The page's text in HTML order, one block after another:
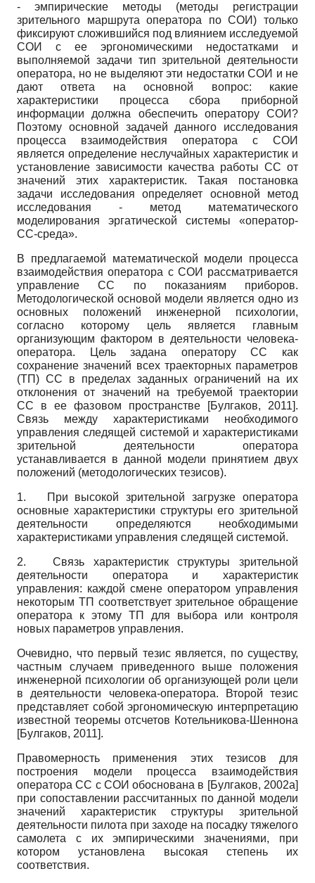
- эмпирические методы (методы регистрации
зрительного маршрута оператора по СОИ) только
фиксируют сложившийся под влиянием исследуемой
СОИ с ее эргономическими недостатками и
выполняемой задачи тип зрительной деятельности
оператора, но не выделяют эти недостатки СОИ и не
дают ответа на основной вопрос: какие
характеристики процесса сбора приборной
информации должна обеспечить оператору СОИ?
Поэтому основной задачей данного исследования
процесса взаимодействия оператора с СОИ
является определение неслучайных характеристик и
установление зависимости качества работы СС от
значений этих характеристик. Такая постановка
задачи исследования определяет основной метод
исследования - метод математического
моделирования эргатической системы «оператор-
СС-среда».
В предлагаемой математической модели процесса
взаимодействия оператора с СОИ рассматривается
управление СС по показаниям приборов.
Методологической основой модели является одно из
основных положений инженерной психологии,
согласно которому цель является главным
организующим фактором в деятельности человека-
оператора. Цель задана оператору СС как
сохранение значений всех траекторных параметров
(ТП) СС в пределах заданных ограничений на их
отклонения от значений на требуемой траектории
СС в ее фазовом пространстве
[Булгаков, 2011].
Связь между характеристиками необходимого
управления следящей системой и характеристиками
зрительной деятельности оператора
устанавливается в данной модели принятием двух
положений (методологических тезисов).
1.
При высокой зрительной загрузке оператора
основные характеристики структуры его зрительной
деятельности определяются необходимыми
характеристиками управления следящей системой.
2. Связь характеристик структуры зрительной
деятельности оператора и характеристик
управления: каждой смене оператором управления
некоторым ТП соответствует зрительное обращение
оператора к этому ТП для выбора или контроля
новых параметров управления.
Очевидно, что первый тезис является, по существу,
частным случаем приведенного выше положения
инженерной психологии об организующей роли цели
в деятельности человека-оператора. Второй тезис
представляет собой эргономическую интерпретацию
известной теоремы отсчетов Котельникова-Шеннона
[Булгаков, 2011].
Правомерность применения этих тезисов для
построения модели процесса взаимодействия
оператора СС с СОИ обоснована в [Булгаков, 2002а]
при сопоставлении рассчитанных по данной модели
значений характеристик структуры зрительной
деятельности пилота при заходе на посадку тяжелого
самолета с их эмпирическими значениями, при
котором установлена высокая степень их
соответствия.